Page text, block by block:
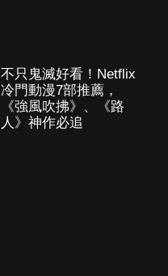
不只鬼滅好看！Netflix
冷門動漫7部推薦，
《強風吹拂》、《路
人》神作必追